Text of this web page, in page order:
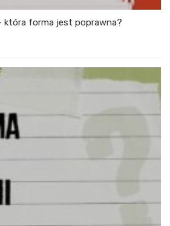
która forma jest poprawna?